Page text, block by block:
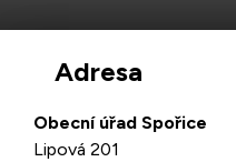
Adresa
Obecní úřad Spořice
Lipová 201